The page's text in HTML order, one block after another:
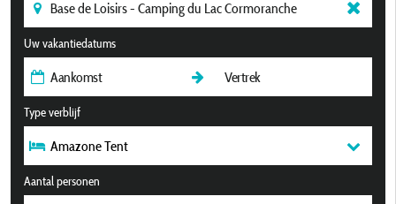
Uw vakantiedatums
Type verblijf
Amazone Tent
Aantal personen